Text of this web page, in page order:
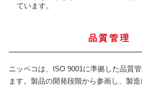
ています。
品質管理
ニッペコは、ISO 9001に準拠した品質
ます。製品の開発段階から参画し、製